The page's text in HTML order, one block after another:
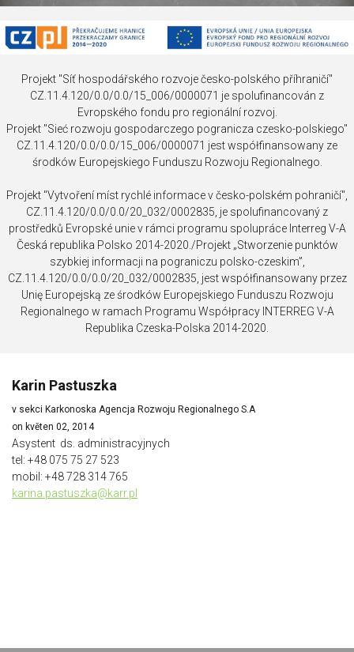
Projekt "Síť hospodářského rozvoje česko-polského příhraničí"
CZ.11.4.120/0.0/0.0/15_006/0000071 je spolufinancován z
Evropského fondu pro regionální rozvoj.
Projekt "Sieć rozwoju gospodarczego pogranicza czesko-polskiego"
CZ.11.4.120/0.0/0.0/15_006/0000071 jest współfinansowany ze
środków Europejskiego Funduszu Rozwoju Regionalnego.
Projekt "Vytvoření míst rychlé informace v česko-polském pohraničí",
CZ.11.4.120/0.0/0.0/20_032/0002835, je spolufinancovaný z
prostředků Evropské unie v rámci programu spolupráce Interreg V-A
Česká republika Polsko 2014-2020./Projekt „Stworzenie punktów
szybkiej informacji na pograniczu polsko-czeskim”,
CZ.11.4.120/0.0/0.0/20_032/0002835, jest współfinansowany przez
Unię Europejską ze środków Europejskiego Funduszu Rozwoju
Regionalnego w ramach Programu Współpracy INTERREG V-A
Republika Czeska-Polska 2014-2020.
Karin Pastuszka
v sekci Karkonoska Agencja Rozwoju Regionalnego S.A
on květen 02, 2014
Asystent ds. administracyjnych
tel: +48 075 75 27 523
mobil: +48 728 314 765
karina.pastuszka@karr.pl